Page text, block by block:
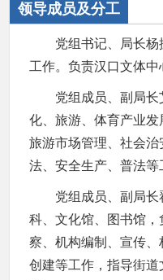
领导成员及分工
党组书记、局长
工作。负责汉口文体中
党组成员、副局
化、旅游、体育产业
旅游市场管理、社会
法、安全生产、普法等
党组成员、副局
科、文化馆、图书馆
察、机构编制、宣传
创建等工作，指导街